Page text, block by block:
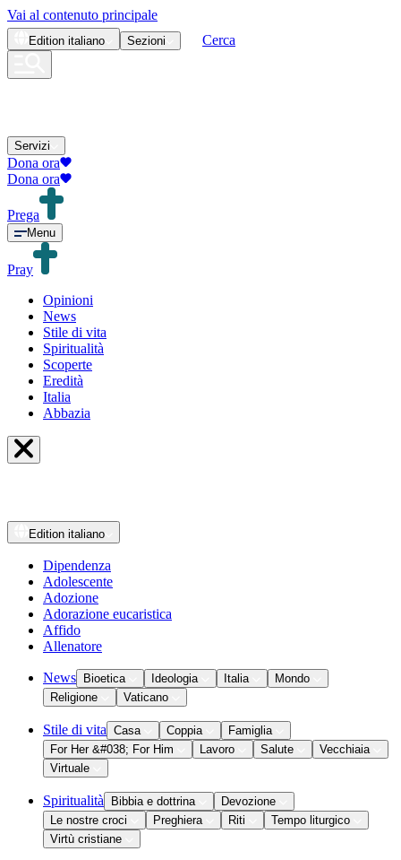
Vai al contenuto principale
Edition italiano Sezioni Cerca
Servizi
Dona ora
Dona ora
Prega
Menu
Pray
Opinioni
News
Stile di vita
Spiritualità
Scoperte
Eredità
Italia
Abbazia
Edition italiano
Dipendenza
Adolescente
Adozione
Adorazione eucaristica
Affido
Allenatore
News Bioetica Ideologia Italia
Mondo
Religione
Vaticano
Stile di vita Casa Coppia
Famiglia
For Her &#038; For Him
Lavoro Salute
Vecchiaia
Virtuale
Spiritualità Bibbia e dottrina
Devozione
Le nostre croci
Preghiera Riti
Tempo liturgico
Virtù cristiane